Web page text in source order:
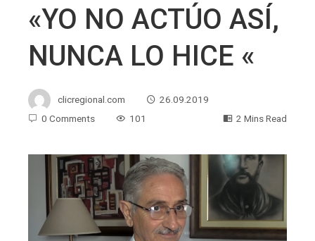
«YO NO ACTÚO ASÍ,
NUNCA LO HICE «
clicregional.com
26.09.2019
0 Comments
101 2 Mins Read